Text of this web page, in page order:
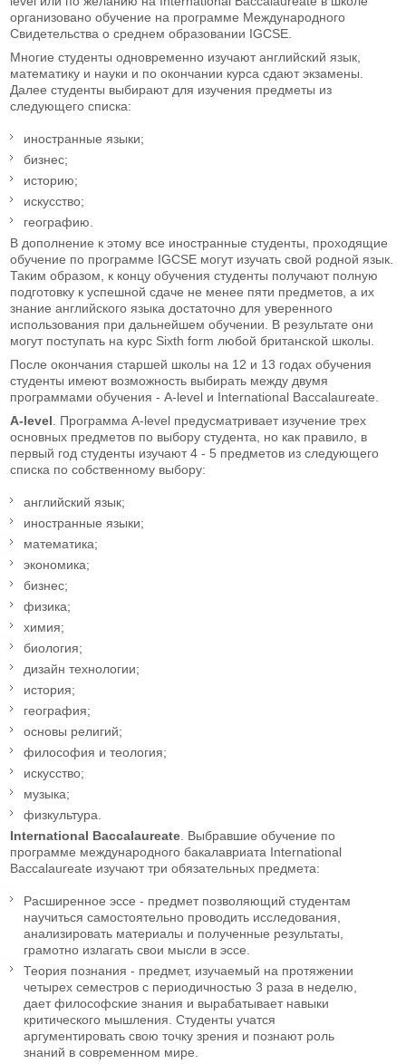
организовано обучение на программе Международного
Свидетельства о среднем образовании IGCSE.
Многие студенты одновременно изучают английский язык,
математику и науки и по окончании курса сдают экзамены.
Далее студенты выбирают для изучения предметы из
следующего списка:
иностранные языки;
бизнес;
историю;
искусство;
географию.
В дополнение к этому все иностранные студенты, проходящие
обучение по программе IGCSE могут изучать свой родной язык.
Таким образом, к концу обучения студенты получают полную
подготовку к успешной сдаче не менее пяти предметов, а их
знание английского языка достаточно для уверенного
использования при дальнейшем обучении. В результате они
могут поступать на курс Sixth form любой британской школы.
После окончания старшей школы на 12 и 13 годах обучения
студенты имеют возможность выбирать между двумя
программами обучения - A-level и International Baccalaureate.
A-level . Программа A-level предусматривает изучение трех
основных предметов по выбору студента, но как правило, в
первый год студенты изучают 4 - 5 предметов из следующего
списка по собственному выбору:
английский язык;
иностранные языки;
математика;
экономика;
бизнес;
физика;
химия;
биология;
дизайн технологии;
история;
география;
основы религий;
философия и теология;
искусство;
музыка;
физкультура.
International Baccalaureate . Выбравшие обучение по
программе международного бакалавриата International
Baccalaureate изучают три обязательных предмета:
Расширенное эссе - предмет позволяющий студентам
научиться самостоятельно проводить исследования,
анализировать материалы и полученные результаты,
грамотно излагать свои мысли в эссе.
Теория познания - предмет, изучаемый на протяжении
четырех семестров с периодичностью 3 раза в неделю,
дает философские знания и вырабатывает навыки
критического мышления. Студенты учатся
аргументировать свою точку зрения и познают роль
знаний в современном мире.